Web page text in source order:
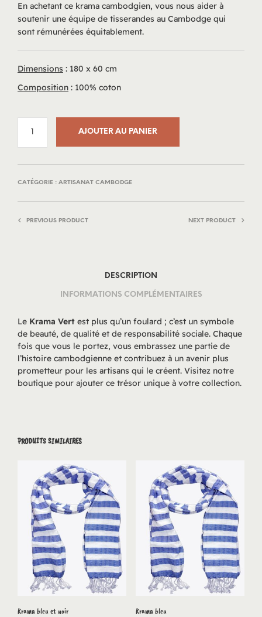
En achetant ce krama cambodgien, vous nous aider à
soutenir une équipe de tisserandes au Cambodge qui
sont rémunérées équitablement.
Dimensions : 180 x 60 cm
Composition : 100% coton
AJOUTER AU PANIER
CATÉGORIE : ARTISANAT CAMBODGE
PREVIOUS PRODUCT NEXT PRODUCT
DESCRIPTION
INFORMATIONS COMPLÉMENTAIRES
Le Krama Vert est plus qu’un foulard ; c’est un symbole
de beauté, de qualité et de responsabilité sociale. Chaque
fois que vous le portez, vous embrassez une partie de
l’histoire cambodgienne et contribuez à un avenir plus
prometteur pour les artisans qui le créent. Visitez notre
boutique pour ajouter ce trésor unique à votre collection.
PRODUITS SIMILAIRES
Krama bleu et noir Krama bleu